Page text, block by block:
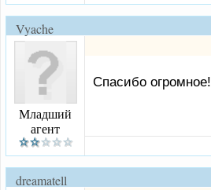
Vyache
Младший
агент
Спасибо огромное!
dreamatell